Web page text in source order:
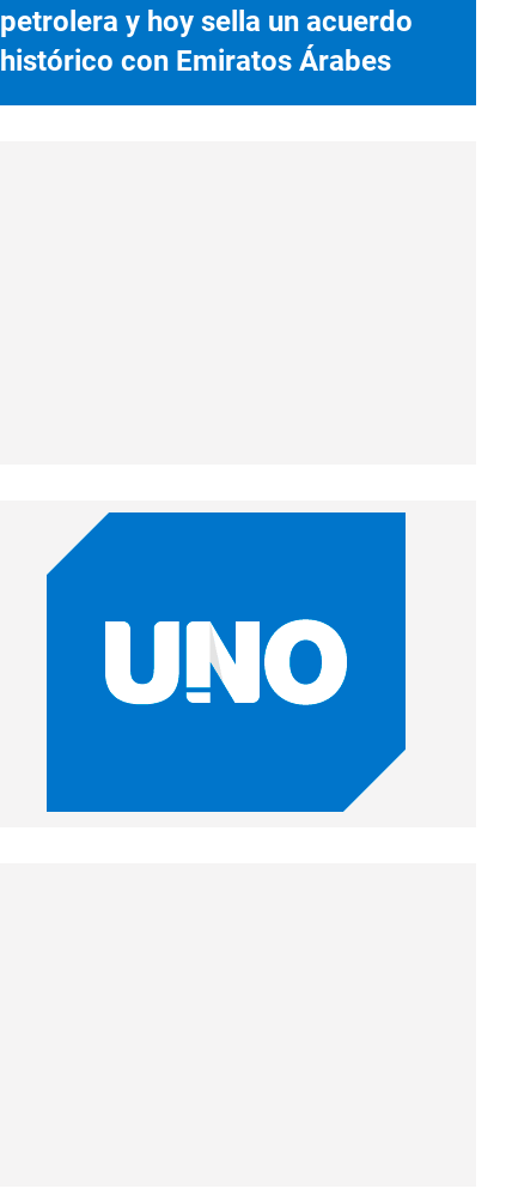
petrolera y hoy sella un acuerdo
histórico con Emiratos Árabes